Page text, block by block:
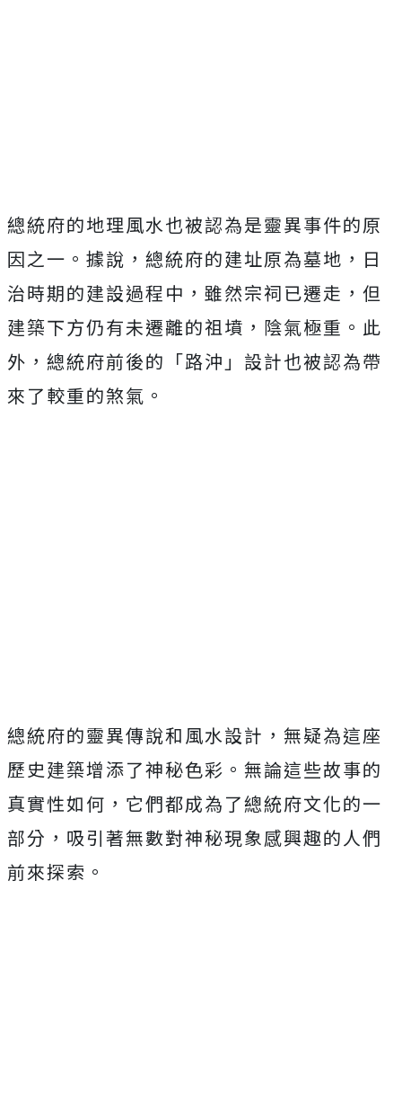
總統府的地理風水也被認為是靈異事件的原
因之一。據說，總統府的建址原為墓地，日
治時期的建設過程中，雖然宗祠已遷走，但
建築下方仍有未遷離的祖墳，陰氣極重。此
外，總統府前後的「路沖」設計也被認為帶
來了較重的煞氣。
總統府的靈異傳說和風水設計，無疑為這座
歷史建築增添了神秘色彩。無論這些故事的
真實性如何，它們都成為了總統府文化的一
部分，吸引著無數對神秘現象感興趣的人們
前來探索。